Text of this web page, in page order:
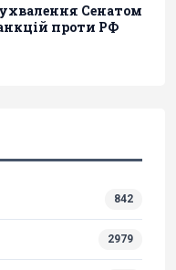
Сенатом
проти РФ
842
2979